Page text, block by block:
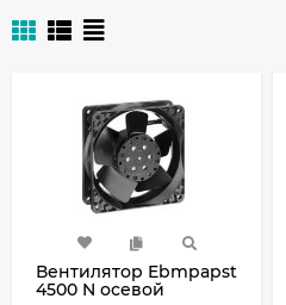
Вентилятор Ebmpapst
4500 N осевой